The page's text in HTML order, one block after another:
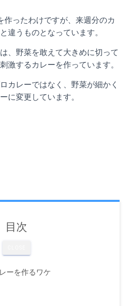
作ったわけですが、来週分のカ
違うものとなっています。
、野菜を敢えて大きめに切って
激するカレーを作っています。
カレーではなく、野菜が細かく
に変更しています。
目次
ーを作るワケ